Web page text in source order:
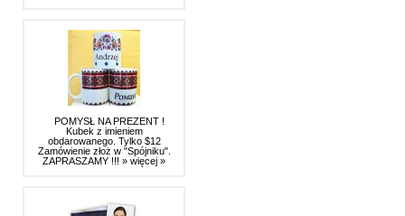
POMYSŁ NA PREZENT !
Kubek z imieniem
obdarowanego. Tylko $12
Zamówienie złoż w "Spójniku".
ZAPRASZAMY !!! » więcej »